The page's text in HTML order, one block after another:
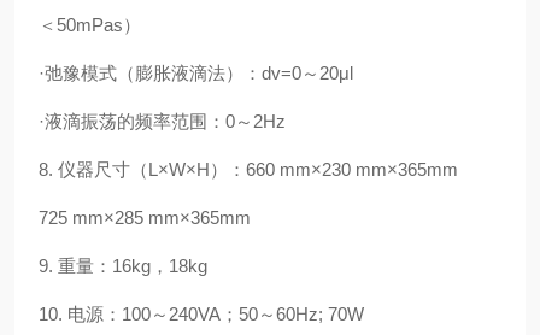
＜ 50mPas）
·弛豫模式（膨胀液滴法）： dv=0～ 20μl
·液滴振荡的频率范围： 0～ 2Hz
8. 仪器尺寸（L×W×H）： 660 mm×230 mm×365mm
725 mm×285 mm×365mm
9. 重量： 16kg ， 18kg
10. 电源： 100～ 240VA ； 50～60Hz; 70W